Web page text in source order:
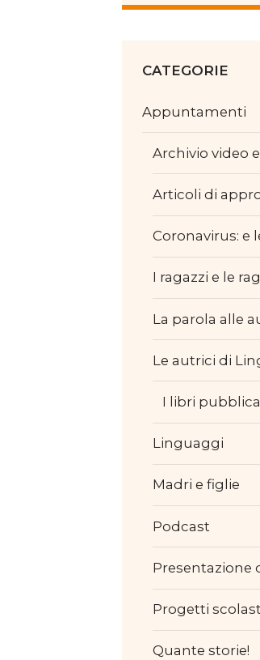
CATEGORIE
Appuntamenti
Archivio video
Articoli di
Coronavirus: e
I ragazzi e le
La parola alle
Le autrici di
I libri
Linguaggi
Madri e figlie
Podcast
Presentazione
Progetti
Quante storie!